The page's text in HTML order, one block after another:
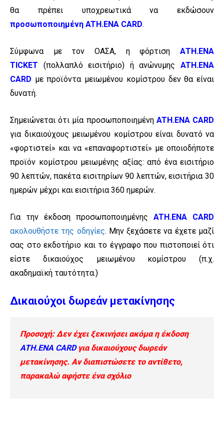
θα πρέπει υποχρεωτικά να εκδώσουν
προσωποποιημένη ATH.ENA CARD.
Σύμφωνα με τον ΟΑΣΑ, η φόρτιση ΑΤΗ.ΕΝΑ
TICKET (πολλαπλό εισιτήριο) ή ανώνυμης ATH.ENA
CARD με προϊόντα μειωμένου κομίστρου δεν θα είναι
δυνατή.
Σημειώνεται ότι μία προσωποποιημένη ATH.ENA CARD
για δικαιούχους μειωμένου κομίστρου είναι δυνατό να
«φορτιστεί» και να «επαναφορτιστεί» με οποιοδήποτε
προϊόν κομίστρου μειωμένης αξίας: από ένα εισιτήριο
90 λεπτών, πακέτα εισιτηρίων 90 λεπτών, εισιτήρια 30
ημερών μέχρι και εισιτήρια 360 ημερών.
Για την έκδοση προσωποποιημένης ATH.ENA CARD
ακολουθήστε της οδηγίες. Μην ξεχάσετε να έχετε μαζί
σας στο εκδοτήριο και το έγγραφο που πιστοποιεί ότι
είστε δικαιούχος μειωμένου κομίστρου (π.χ.
ακαδημαϊκή ταυτότητα.)
Δικαιούχοι δωρεάν μετακίνησης
Προσοχή: Δεν έχει ξεκινήσει ακόμα η έκδοση
ATH.ENA CARD για δικαιούχους δωρεάν
μετακίνησης. Αν διαπιστώσετε το αντίθετο,
παρακαλώ αφήστε ένα σχόλιο